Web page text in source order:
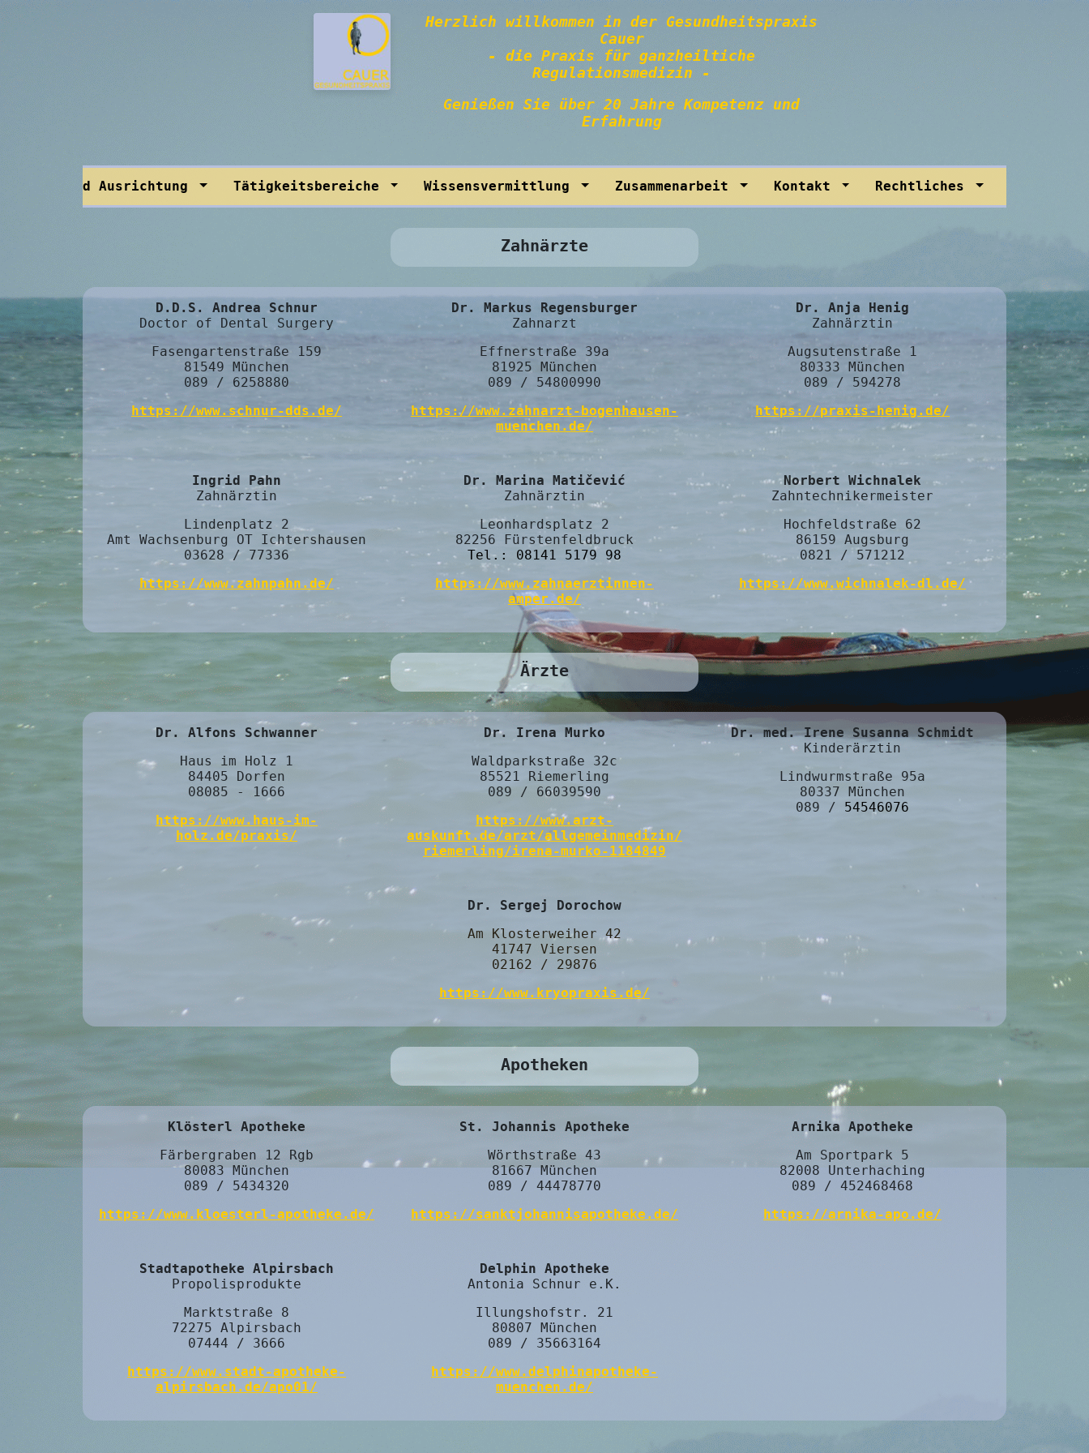
Herzlich willkommen in der Gesundheitspraxis
Cauer
-
die Praxis
für ganzheiltiche
Regulationsmedizin
-
Genießen Sie über 20 Jahre Kompetenz und
Erfahrung
und Ausrichtung Tätigkeitsbereiche Wissensvermittlung Zusammenarbeit Kontakt Rechtliches
Zahnärzte
D.D.S. Andrea Schnur
Doctor of Dental Surgery
Fasengartenstraße 159
81549 München
089 / 6258880
https://www.schnur-dds.de/
Dr. Markus Regensburger
Zahnarzt
Effnerstraße 39a
81925 München
089 / 54800990
https://www.zahnarzt-bogenhausen-
muenchen.de/
Dr. Anja Henig
Zahnärztin
Augsutenstraße 1
80333 München
089 / 594278
https://praxis-henig.de/
Ingrid Pahn
Zahnärztin
Lindenplatz 2
Amt Wachsenburg OT Ichtershausen
03628 / 77336
https://www.zahnpahn.de/
Dr. Marina Matičević
Zahnärztin
Leonhardsplatz 2
82256 Fürstenfeldbruck
Tel.: 08141 5179 98
https://www.zahnaerztinnen-
amper.de/
Norbert Wichnalek
Zahntechnikermeister
Hochfeldstraße 62
86159 Augsburg
0821 / 571212
https://www.wichnalek-dl.de/
Ärzte
Dr. Alfons Schwanner
Haus im Holz 1
84405 Dorfen
08085 - 1666
https://www.haus-im-
holz.de/praxis/
Dr. Irena Murko
Waldparkstraße 32c
85521 Riemerling
089 / 66039590
https://www.arzt-
auskunft.de/arzt/allgemeinmedizin/
riemerling/irena-murko-1184849
Dr. med. Irene Susanna Schmidt
Kinderärztin
Lindwurmstraße 95a
80337 München
089 / 54546076
Dr. Sergej
Dorochow
Am Klosterweiher 42
41747 Viersen
02162 /
29876
https://www.kryopraxis.de/
Apotheken
Klösterl Apotheke
Färbergraben 12 Rgb
80083 München
089 / 5434320
https://www.kloesterl-apotheke.de/
St. Johannis Apotheke
Wörthstraße 43
81667 München
089 / 44478770
https://sanktjohannisapotheke.de/
Arnika Apotheke
Am Sportpark 5
82008 Unterhaching
089 / 452468468
https://arnika-apo.de/
Stadtapotheke Alpirsbach
Propolisprodukte
Marktstraße 8
72275 Alpirsbach
07444 / 3666
https://www.stadt-apotheke-
alpirsbach.de/apo01/
Delphin Apotheke
Antonia Schnur e.K.
Illungshofstr. 21
80807 München
089 / 35663164
https://www.delphinapotheke-
muenchen.de/